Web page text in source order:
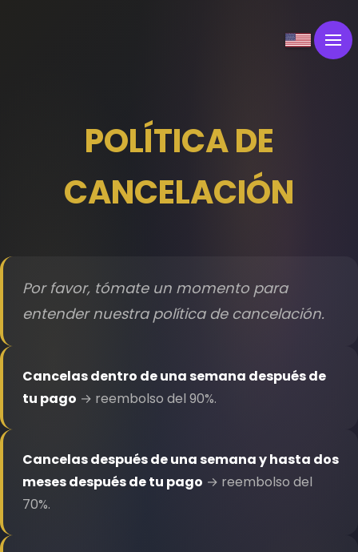
POLÍTICA DE
CANCELACIÓN
Por favor, tómate un momento para
entender nuestra política de cancelación.
Cancelas dentro de una semana después de
tu pago → reembolso del 90%.
Cancelas después de una semana y hasta dos
meses después de tu pago → reembolso del
70%.